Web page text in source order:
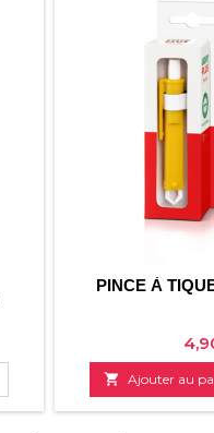
PINCE À
Prix
 Ajouter au